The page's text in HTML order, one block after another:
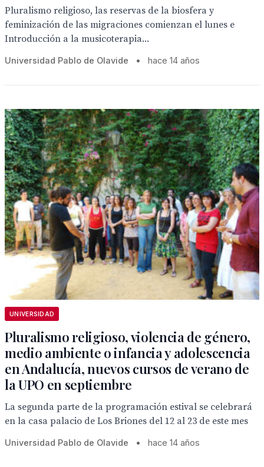
Pluralismo religioso, las reservas de la biosfera y
feminización de las migraciones comienzan el lunes e
Introducción a la musicoterapia...
Universidad Pablo de Olavide • hace 14 años
UNIVERSIDAD
Pluralismo religioso, violencia de género,
medio ambiente o infancia y adolescencia
en Andalucía, nuevos cursos de verano de
la UPO en septiembre
La segunda parte de la programación estival se celebrará
en la casa palacio de Los Briones del 12 al 23 de este mes
Universidad Pablo de Olavide • hace 14 años